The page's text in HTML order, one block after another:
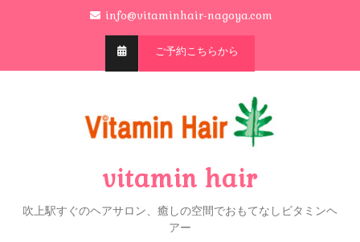
info@vitaminhair-nagoya.com
ご予約こちらから
vitamin hair
吹上駅すぐのヘアサロン、癒しの空間でおもてなしビタミンヘ
アー